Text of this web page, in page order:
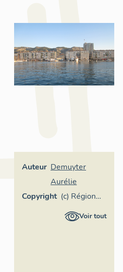
Auteur Demuyter
Aurélie
Copyright (c) Région
Provence-Voir tout